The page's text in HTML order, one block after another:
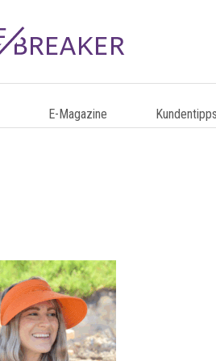
E-Magazine